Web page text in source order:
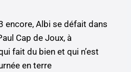
encore, Albi se défait dans
Cap de Joux, à
fait du bien et qui n’est
en terre